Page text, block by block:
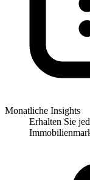
Monatliche Insights
Erhalten Sie